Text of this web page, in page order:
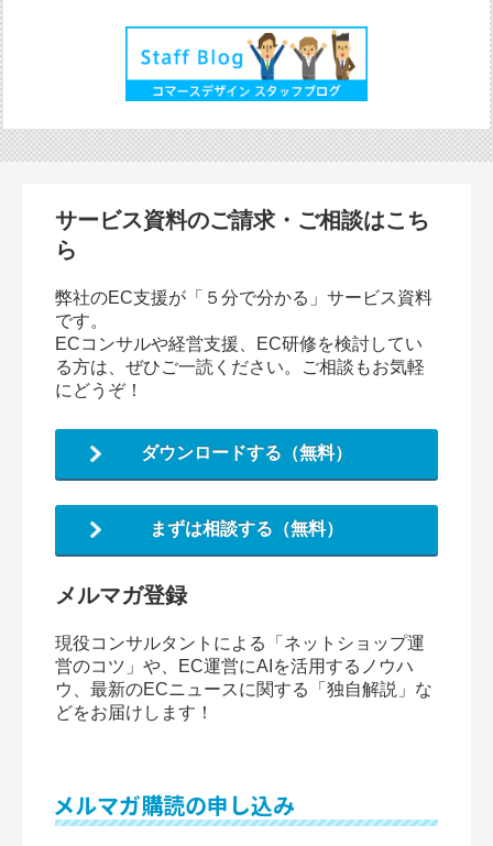
サービス資料のご請求・ご相談はこち
ら
弊社のEC支援が「５分で分かる」サービス資料
です。
ECコンサルや経営支援、EC研修を検討してい
る方は、ぜひご一読ください。ご相談もお気軽
にどうぞ！
ダウンロードする（無料）
まずは相談する（無料）
メルマガ登録
現役コンサルタントによる「ネットショップ運
営のコツ」や、EC運営にAIを活用するノウハ
ウ、最新のECニュースに関する「独自解説」な
どをお届けします！